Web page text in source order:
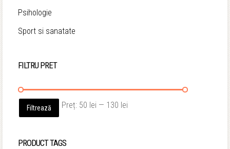
Psihologie
Sport si sanatate
FILTRU PRET
Preț
Preț
Filtrează Preț: 50 lei — 130 lei
PRODUCT TAGS